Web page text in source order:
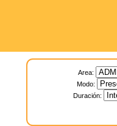
Area:
Modo:
Duración: